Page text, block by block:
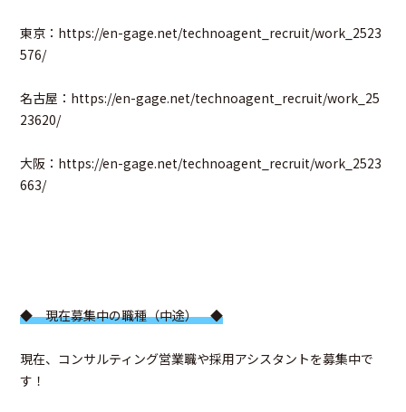
東京： https://en-gage.net/technoagent_recruit/work_2523
576/
名古屋： https://en-gage.net/technoagent_recruit/work_25
23620/
大阪： https://en-gage.net/technoagent_recruit/work_2523
663/
◆ 現在募集中の職種（中途） ◆
現在、コンサルティング営業職や採用アシスタントを募集中で
す！